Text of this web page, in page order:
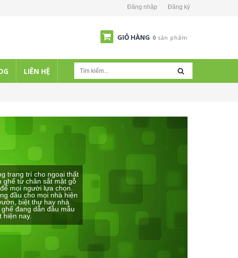
Đăng nhập Đăng ký
GIỎ HÀNG 0 sản phẩm
LIÊN HỆ
trang trí cho ngoại thất
ghế từ chân sắt mặt gỗ
mọi người lựa chọn.
đầu cho mọi nhà hiện
biệt thự hay nhà
đang dẫn đầu mẫu
hiện nay.